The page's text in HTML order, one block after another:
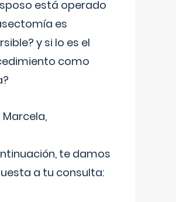
está operado
es
y si lo es el
como
Marcela,
te damos
a tu consulta: